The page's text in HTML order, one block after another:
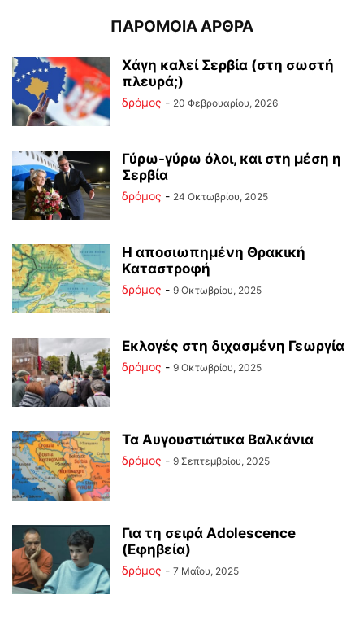
ΠΑΡΟΜΟΙΑ ΑΡΘΡΑ
Χάγη καλεί Σερβία (στη σωστή
πλευρά;)
δρόμος - 20 Φεβρουαρίου, 2026
Γύρω-γύρω όλοι, και στη μέση η
Σερβία
δρόμος - 24 Οκτωβρίου, 2025
Η αποσιωπημένη Θρακική
Καταστροφή
δρόμος - 9 Οκτωβρίου, 2025
Εκλογές στη διχασμένη Γεωργία
δρόμος - 9 Οκτωβρίου, 2025
Τα Αυγουστιάτικα Βαλκάνια
δρόμος - 9 Σεπτεμβρίου, 2025
Για τη σειρά Adolescence
(Εφηβεία)
δρόμος - 7 Μαΐου, 2025